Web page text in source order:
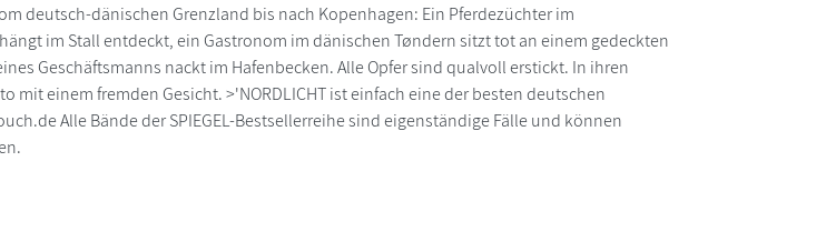
deutsch-dänischen Grenzland bis nach Kopenhagen: Ein Pferdezüchter im
im Stall entdeckt, ein Gastronom im dänischen Tøndern sitzt tot an einem gedeckten
Geschäftsmanns nackt im Hafenbecken. Alle Opfer sind qualvoll erstickt. In ihren
mit einem fremden Gesicht. >'NORDLICHT ist einfach eine der besten deutschen
Alle Bände der SPIEGEL-Bestsellerreihe sind eigenständige Fälle und können